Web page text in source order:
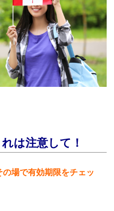
は注意して！
場で有効期限をチェッ